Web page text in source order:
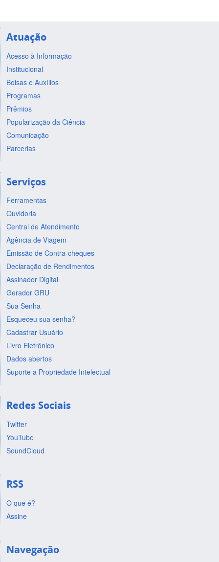
Atuação
Acesso à Informação
Institucional
Bolsas e Auxílios
Programas
Prêmios
Popularização da Ciência
Comunicação
Parcerias
Serviços
Ferramentas
Ouvidoria
Central de Atendimento
Agência de Viagem
Emissão de Contra-cheques
Declaração de Rendimentos
Assinador Digital
Gerador GRU
Sua Senha
Esqueceu sua senha?
Cadastrar Usuário
Livro Eletrônico
Dados abertos
Suporte a Propriedade Intelectual
Redes Sociais
Twitter
YouTube
SoundCloud
RSS
O que é?
Assine
Navegação